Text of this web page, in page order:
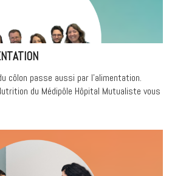
côlon passe aussi par l’alimentation.
du Médipôle Hôpital Mutualiste vous
»